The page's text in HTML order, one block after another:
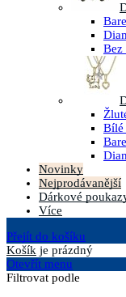
Bez
Bílé
Novinky
Nejprodávanější
Dárkové
Více
Přejít do košíku
Košík je prázdný
Otevřít menu
Filtrovat podle